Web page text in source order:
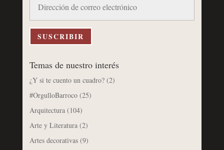
correo
electrónico
SUSCRIBIR
Temas de nuestro interés
¿Y si te cuento un cuadro?(2)
#OrgulloBarroco(25)
Arquitectura(104)
Arte y Literatura(2)
Artes decorativas(9)